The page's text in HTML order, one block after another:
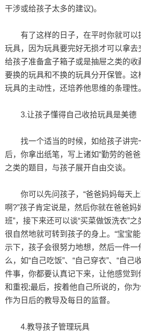
干涉或给孩子太多的建议)。
有了这样的日子，在平时你就可以
玩具，因为玩具要完好无损才可以拿去
给孩子准备盒子箱子或是抽屉之类的收
要换的玩具和不换的玩具分开保管。这
玩具的主动性，还培养他思维的条理性
3.让孩子懂得自己收拾玩具是美德
找一个适当的时候，如给孩子讲完
后，你拿出纸笔，写上诸如“勤劳的爸爸
之类的题目，与孩子展开自由交谈。
你可以先问孩子，“爸爸妈妈每天上
啊?”孩子肯定说是，然后你就在爸爸妈
班”，接下来还可以谈“买菜做饭洗衣”之
很自然地就可转到孩子的身上。“宝宝
示下，孩子会很努力地想，然后一件一
么，如“自己吃饭”、“自己穿衣”、“自己
件事，你都要认真记下来，让他感觉到
和重视;最后，按着他自己所说的，你
作为日后的教导及每日的监督。
4.教导孩子管理玩具